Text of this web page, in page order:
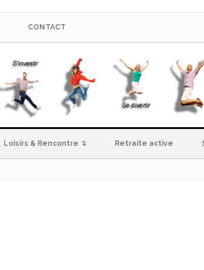
CONTACT
Loisirs & Rencontre ↴ Retraite active